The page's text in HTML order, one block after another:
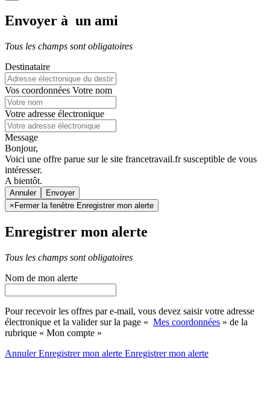
Envoyer à un ami
Tous les champs sont obligatoires
Destinataire
Vos coordonnées Votre nom
Votre adresse électronique
Message
Bonjour,
Voici une offre parue sur le site francetravail.fr susceptible de vous
intéresser.
A bientôt.
Annuler
× Fermer la fenêtre Enregistrer mon alerte
Enregistrer mon alerte
Tous les champs sont obligatoires
Nom de mon alerte
Pour recevoir les offres par e-mail, vous devez saisir votre adresse
électronique et la valider sur la page « Mes coordonnées » de la
rubrique « Mon compte »
AnnulerEnregistrer mon alerte Enregistrermon alerte